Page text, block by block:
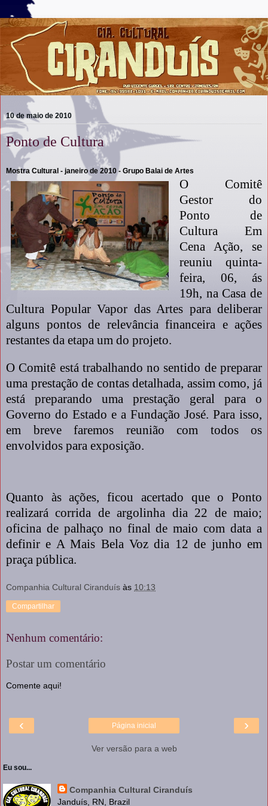
10 de maio de 2010
Ponto de Cultura
Mostra Cultural - janeiro de 2010 - Grupo Balai de Artes
O Comitê
Gestor do
Ponto de
Cultura Em
Cena Ação, se
reuniu quinta-
feira, 06, ás
19h, na Casa de
Cultura Popular Vapor das Artes para deliberar
alguns pontos de relevância financeira e ações
restantes da etapa um do projeto.
O Comitê está trabalhando no sentido de preparar
uma prestação de contas detalhada, assim como, já
está preparando uma prestação geral para o
Governo do Estado e a Fundação José. Para isso,
em breve faremos reunião com todos os
envolvidos para exposição.
Quanto às ações, ficou acertado que o Ponto
realizará corrida de argolinha dia 22 de maio;
oficina de palhaço no final de maio com data a
definir e A Mais Bela Voz dia 12 de junho em
praça pública.
Companhia Cultural Ciranduís às 10:13
Compartilhar
Nenhum comentário:
Postar um comentário
Comente aqui!
‹ ›
Página inicial
Ver versão para a web
Eu sou...
Companhia Cultural Ciranduís
Janduís, RN, Brazil